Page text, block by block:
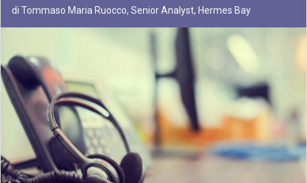
di Tommaso Maria Ruocco, Senior Analyst, Hermes Bay